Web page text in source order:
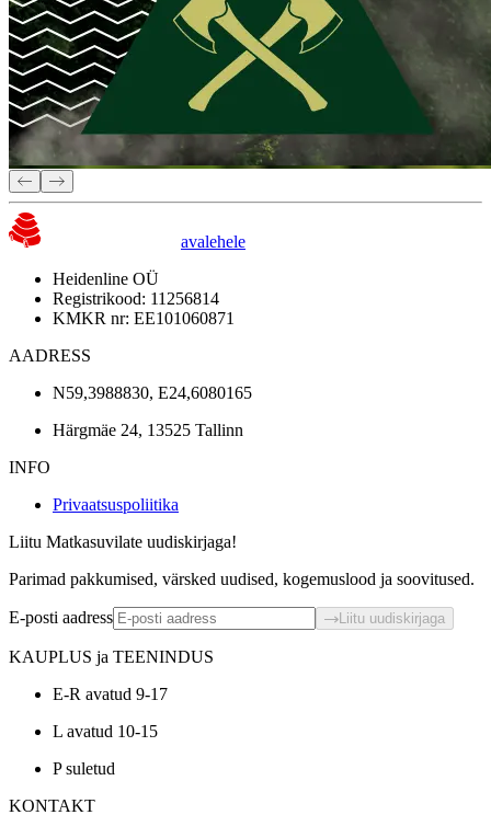
avalehele
Heidenline OÜ
Registrikood: 11256814
KMKR nr: EE101060871
AADRESS
N59,3988830, E24,6080165
Härgmäe 24, 13525 Tallinn
INFO
Privaatsuspoliitika
Liitu Matkasuvilate uudiskirjaga!
Parimad pakkumised, värsked uudised, kogemuslood ja soovitused.
E-posti aadress Liitu uudiskirjaga
KAUPLUS ja TEENINDUS
E-R avatud 9-17
L avatud 10-15
P suletud
KONTAKT